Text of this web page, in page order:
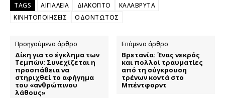
TAGS ΑΙΓΙΑΛΕΙΑ ΔΙΑΚΟΠΤΟ
ΚΑΛΑΒΡΥΤΑ
ΚΙΝΗΤΟΠΟΙΗΣΕΙΣ
ΟΔΟΝΤΩΤΟΣ
Προηγούμενο άρθρο
Δίκη για το έγκλημα των
Τεμπών: Συνεχίζεται η
προσπάθεια να
στηριχθεί το αφήγημα
του «ανθρώπινου
λάθους»
Επόμενο άρθρο
Βρετανία: Ένας νεκρός
και πολλοί τραυματίες
από τη σύγκρουση
τρένων κοντά στο
Μπέντφορντ